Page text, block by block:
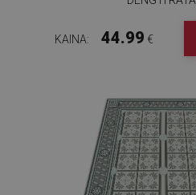
KAINA: 44.99 €